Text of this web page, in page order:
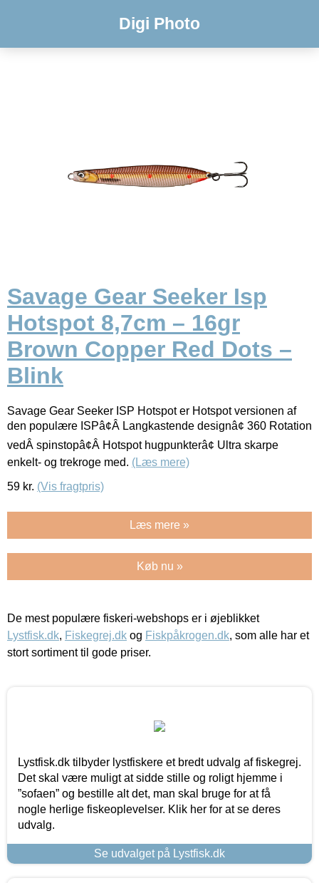
Digi Photo
Savage Gear Seeker Isp
Hotspot 8,7cm – 16gr
Brown Copper Red Dots –
Blink
Savage Gear Seeker ISP Hotspot er Hotspot versionen af
den populære ISPâ¢Â Langkastende designâ¢ 360 Rotation
vedÂ spinstopâ¢Â Hotspot hugpunkterâ¢ Ultra skarpe
enkelt- og trekroge med. (Læs mere)
59 kr. (Vis fragtpris)
Læs mere »
Køb nu »
De mest populære fiskeri-webshops er i øjeblikket
Lystfisk.dk, Fiskegrej.dk og Fiskpåkrogen.dk, som alle har et
stort sortiment til gode priser.
Lystfisk.dk tilbyder lystfiskere et bredt udvalg af fiskegrej.
Det skal være muligt at sidde stille og roligt hjemme i
”sofaen” og bestille alt det, man skal bruge for at få
nogle herlige fiskeoplevelser. Klik her for at se deres
udvalg.
Se udvalget på Lystfisk.dk